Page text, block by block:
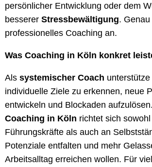
persönlicher Entwicklung oder dem
besserer Stressbewältigung.
professionelles Coaching an.
Was Coaching in Köln konkret
Als systemischer Coach
individuelle Ziele zu erkennen, neue
entwickeln und Blockaden aufzulösen.
Coaching in Köln richtet sich sowohl
Führungskräfte als auch an
Potenziale entfalten und mehr
Arbeitsalltag erreichen wollen. Für